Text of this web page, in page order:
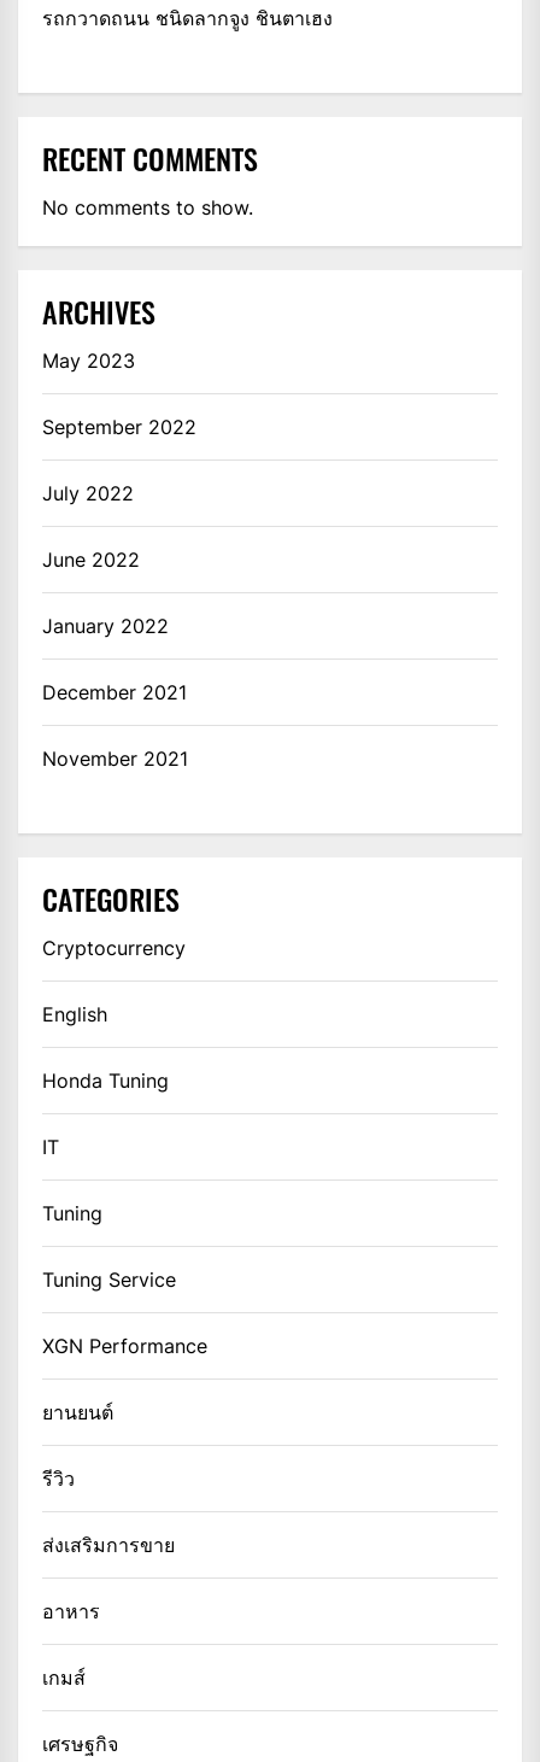
รถกวาดถนน ชนิดลากจูง ชินตาเฮง
RECENT COMMENTS
No comments to show.
ARCHIVES
May 2023
September 2022
July 2022
June 2022
January 2022
December 2021
November 2021
CATEGORIES
Cryptocurrency
English
Honda Tuning
IT
Tuning
Tuning Service
XGN Performance
ยานยนต์
รีวิว
ส่งเสริมการขาย
อาหาร
เกมส์
เศรษฐกิจ